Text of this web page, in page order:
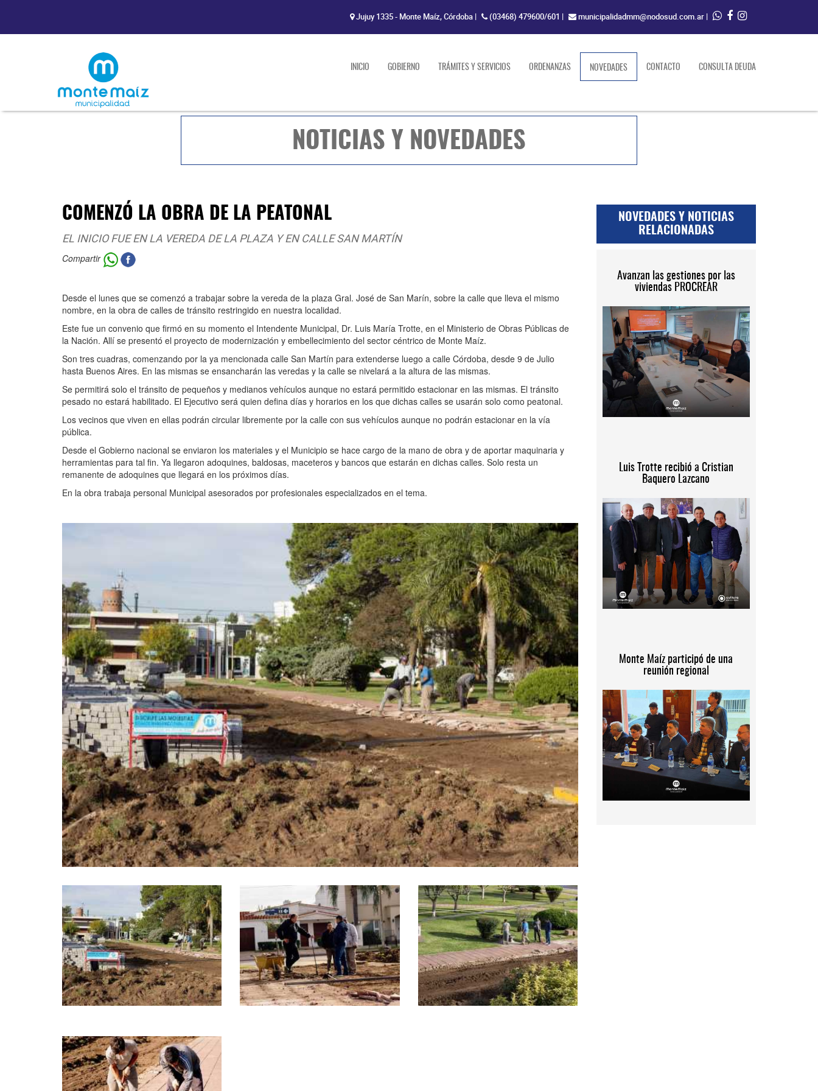
Jujuy 1335 - Monte Maíz, Córdoba | (03468) 479600/601 | municipalidadmm@nodosud.com.ar |
INICIO GOBIERNO TRÁMITES Y SERVICIOS ORDENANZAS NOVEDADES(current)CONTACTO CONSULTA DEUDA
NOTICIAS Y NOVEDADES
COMENZÓ LA OBRA DE LA PEATONAL
EL INICIO FUE EN LA VEREDA DE LA PLAZA Y EN CALLE SAN MARTÍN
Compartir
Desde el lunes que se comenzó a trabajar sobre la vereda de la plaza Gral. José de San Marín, sobre la calle que lleva el mismo
nombre, en la obra de calles de tránsito restringido en nuestra localidad.
Este fue un convenio que firmó en su momento el Intendente Municipal, Dr. Luis María Trotte, en el Ministerio de Obras Públicas de
la Nación. Allí se presentó el proyecto de modernización y embellecimiento del sector céntrico de Monte Maíz.
Son tres cuadras, comenzando por la ya mencionada calle San Martín para extenderse luego a calle Córdoba, desde 9 de Julio
hasta Buenos Aires. En las mismas se ensancharán las veredas y la calle se nivelará a la altura de las mismas.
Se permitirá solo el tránsito de pequeños y medianos vehículos aunque no estará permitido estacionar en las mismas. El tránsito
pesado no estará habilitado. El Ejecutivo será quien defina días y horarios en los que dichas calles se usarán solo como peatonal.
Los vecinos que viven en ellas podrán circular libremente por la calle con sus vehículos aunque no podrán estacionar en la vía
pública.
Desde el Gobierno nacional se enviaron los materiales y el Municipio se hace cargo de la mano de obra y de aportar maquinaria y
herramientas para tal fin. Ya llegaron adoquines, baldosas, maceteros y bancos que estarán en dichas calles. Solo resta un
remanente de adoquines que llegará en los próximos días.
En la obra trabaja personal Municipal asesorados por profesionales especializados en el tema.
NOVEDADES Y NOTICIAS
RELACIONADAS
Avanzan las gestiones por las
viviendas PROCREAR
Luis Trotte recibió a Cristian
Baquero Lazcano
Monte Maíz participó de una
reunión regional